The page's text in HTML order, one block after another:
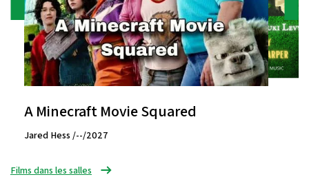
A Minecraft Movie Squared
Jared Hess /--/2027
Films dans les salles